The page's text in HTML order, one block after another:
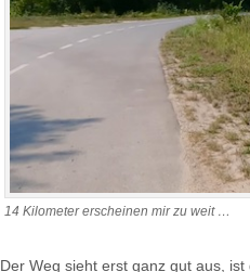
14 Kilometer erscheinen mir zu weit …
Der Weg sieht erst ganz gut aus,